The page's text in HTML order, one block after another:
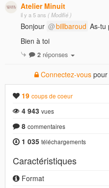
Atelier Minuit
il y a 5 ans ( Modifié )
Bonjour billbaroud As-tu
Bien à toi
2 réponses
Connectez-vous
19 coups de coeur
4 943 vues
8 commentaires
1 035 téléchargements
Caractéristiques
Format